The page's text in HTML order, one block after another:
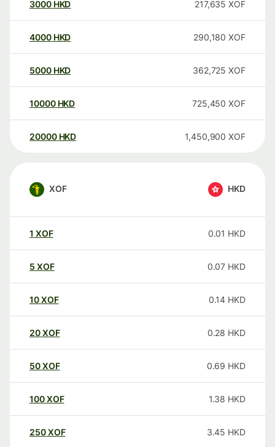
3000 HKD 217,635 XOF
4000 HKD 290,180 XOF
5000 HKD 362,725 XOF
10000 HKD 725,450 XOF
20000 HKD 1,450,900 XOF
XOF HKD
1 XOF 0.01 HKD
5 XOF 0.07 HKD
10XOF 0.14 HKD
20XOF 0.28 HKD
50XOF 0.69 HKD
100XOF 1.38 HKD
250XOF 3.45 HKD